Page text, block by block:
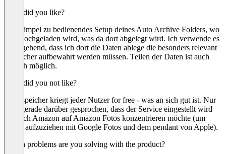
What did you like?
Sehr simpel zu bedienendes Setup deines Auto Archive Folders, wo
alles hochgeladen wird, was da dort abgelegt wird. Ich verwende es
dahingehend, dass ich dort die Daten ablege die besonders relevant
und sicher aufbewahrt werden müssen. Teilen der Daten ist auch
einfach möglich.
What did you not like?
5GB speicher kriegt jeder Nutzer for free - was an sich gut ist. Nur
wird gerade darüber gesprochen, dass der Service eingestellt wird
und sich Amazon auf Amazon Fotos konzentrieren möchte (um
gleich aufzuziehen mit Google Fotos und dem pendant von Apple).
Which problems are you solving with the product?